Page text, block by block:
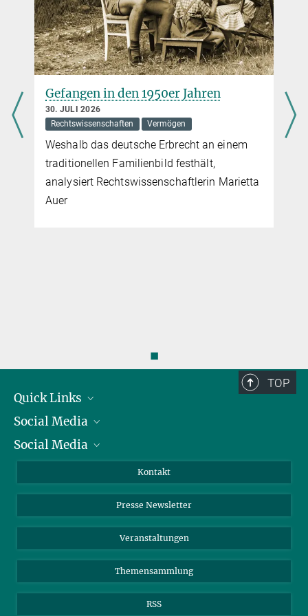
Gefangen in den 1950er Jahren
30. JULI 2026
Rechtswissenschaften
Vermögen
Weshalb das deutsche Erbrecht an einem
traditionellen Familienbild festhält,
analysiert Rechtswissenschaftlerin Marietta
Auer
◼
TOP
Quick Links
Präsident
Zahlen und Fakten
Meldestelle Fehlverhalten
Social Media
Bluesky
Social Media
YouTube
Kontakt
Presse Newsletter
Veranstaltungen
Themensammlung
RSS